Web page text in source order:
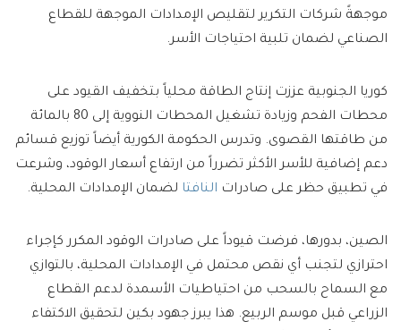
موجهةً شركات التكرير لتقليص الإمدادات الموجهة للقطاع
الصناعي لضمان تلبية احتياجات الأسر.
كوريا الجنوبية عززت إنتاج الطاقة محلياً بتخفيف القيود على
محطات الفحم وزيادة تشغيل المحطات النووية إلى 80 بالمائة
من طاقتها القصوى. وتدرس الحكومة الكورية أيضاً توزيع قسائم
دعم إضافية للأسر الأكثر تضرراً من ارتفاع أسعار الوقود، وشرعت
في تطبيق حظر على صادرات النافتا لضمان الإمدادات المحلية.
الصين، بدورها، فرضت قيوداً على صادرات الوقود المكرر كإجراء
احترازي لتجنب أي نقص محتمل في الإمدادات المحلية، بالتوازي
مع السماح بالسحب من احتياطيات الأسمدة لدعم القطاع
الزراعي قبل موسم الربيع. هذا يبرز جهود بكين لتحقيق الاكتفاء